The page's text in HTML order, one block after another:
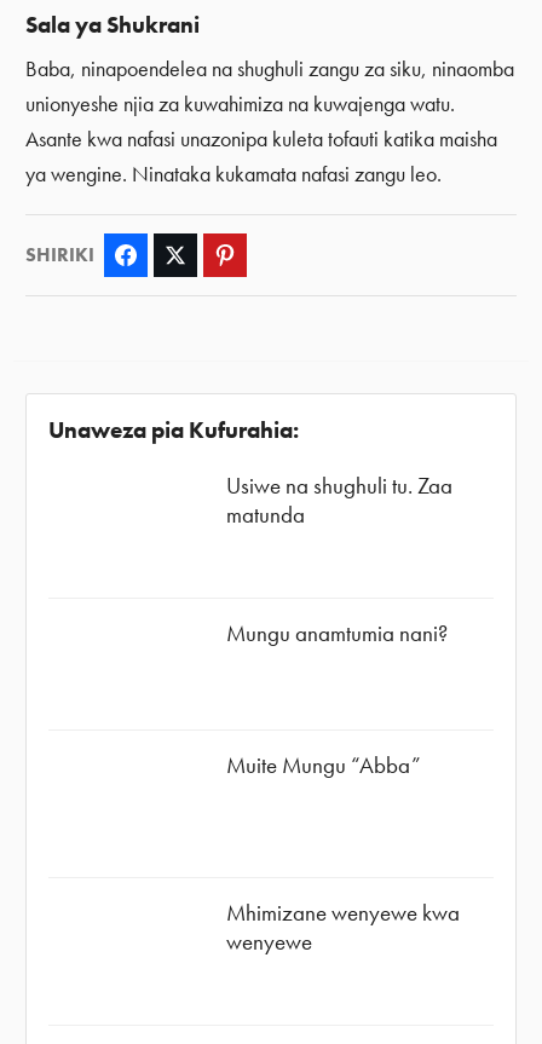
Sala ya Shukrani
Baba, ninapoendelea na shughuli zangu za siku, ninaomba
unionyeshe njia za kuwahimiza na kuwajenga watu.
Asante kwa nafasi unazonipa kuleta tofauti katika maisha
ya wengine. Ninataka kukamata nafasi zangu leo.
SHIRIKI Facebook Twitter
Unaweza pia Kufurahia:
Usiwe na shughuli tu. Zaa
matunda
Mungu anamtumia nani?
Muite Mungu “Abba”
Mhimizane wenyewe kwa
wenyewe